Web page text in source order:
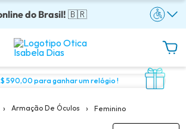
do Brasil!🇧🇷
armação + lentes a partir: R$199
sem juros!
o Brasil!
preço justo!
590,00 para ganhar um relógio !
› Armação De Óculos › Feminino